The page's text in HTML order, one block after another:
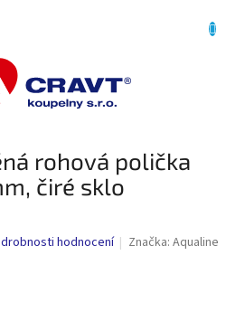
rohová polička
čiré sklo
hodnocení Značka:Aqualine